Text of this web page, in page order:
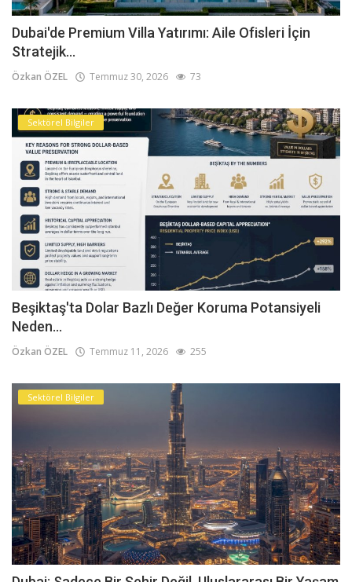
Dubai'de Premium Villa Yatırımı: Aile Ofisleri İçin
Stratejik...
Özkan ÖZEL Temmuz 30, 2026 73
Sektörel Bilgiler
Beşiktaş'ta Dolar Bazlı Değer Koruma Potansiyeli
Neden...
Özkan ÖZEL Temmuz 11, 2026 255
Sektörel Bilgiler